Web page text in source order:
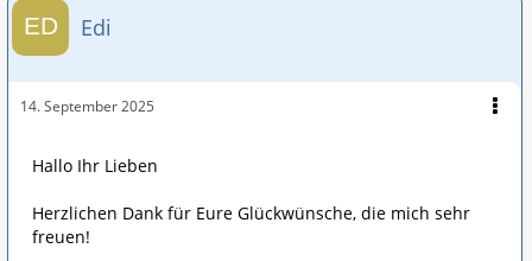
Edi
14. September 2025
Hallo Ihr Lieben
Herzlichen Dank für Eure Glückwünsche, die mich sehr
freuen!